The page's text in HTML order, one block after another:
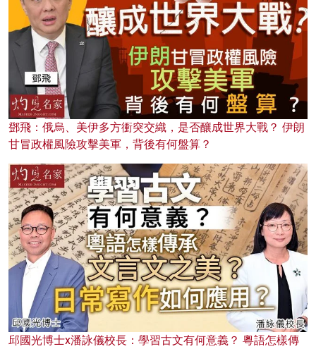
鄧飛：俄烏、美伊多方衝突交織，是否釀成世界大戰？ 伊朗
甘冒政權風險攻擊美軍，背後有何盤算？
邱國光博士x潘詠儀校長：學習古文有何意義？ 粵語怎樣傳